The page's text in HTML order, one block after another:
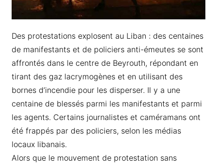
Des protestations explosent au Liban : des centaines
de manifestants et de policiers anti-émeutes se sont
affrontés dans le centre de Beyrouth, répondant en
tirant des gaz lacrymogènes et en utilisant des
bornes d’incendie pour les disperser. Il y a une
centaine de blessés parmi les manifestants et parmi
les agents. Certains journalistes et caméramans ont
été frappés par des policiers, selon les médias
locaux libanais.
Alors que le mouvement de protestation sans